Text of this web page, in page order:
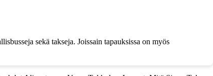
sekä takseja. Joissain tapauksissa on myös